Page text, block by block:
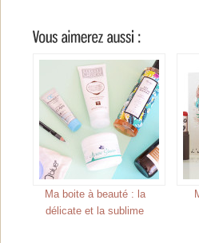
Ma boite à beauté : la
délicate et la sublime